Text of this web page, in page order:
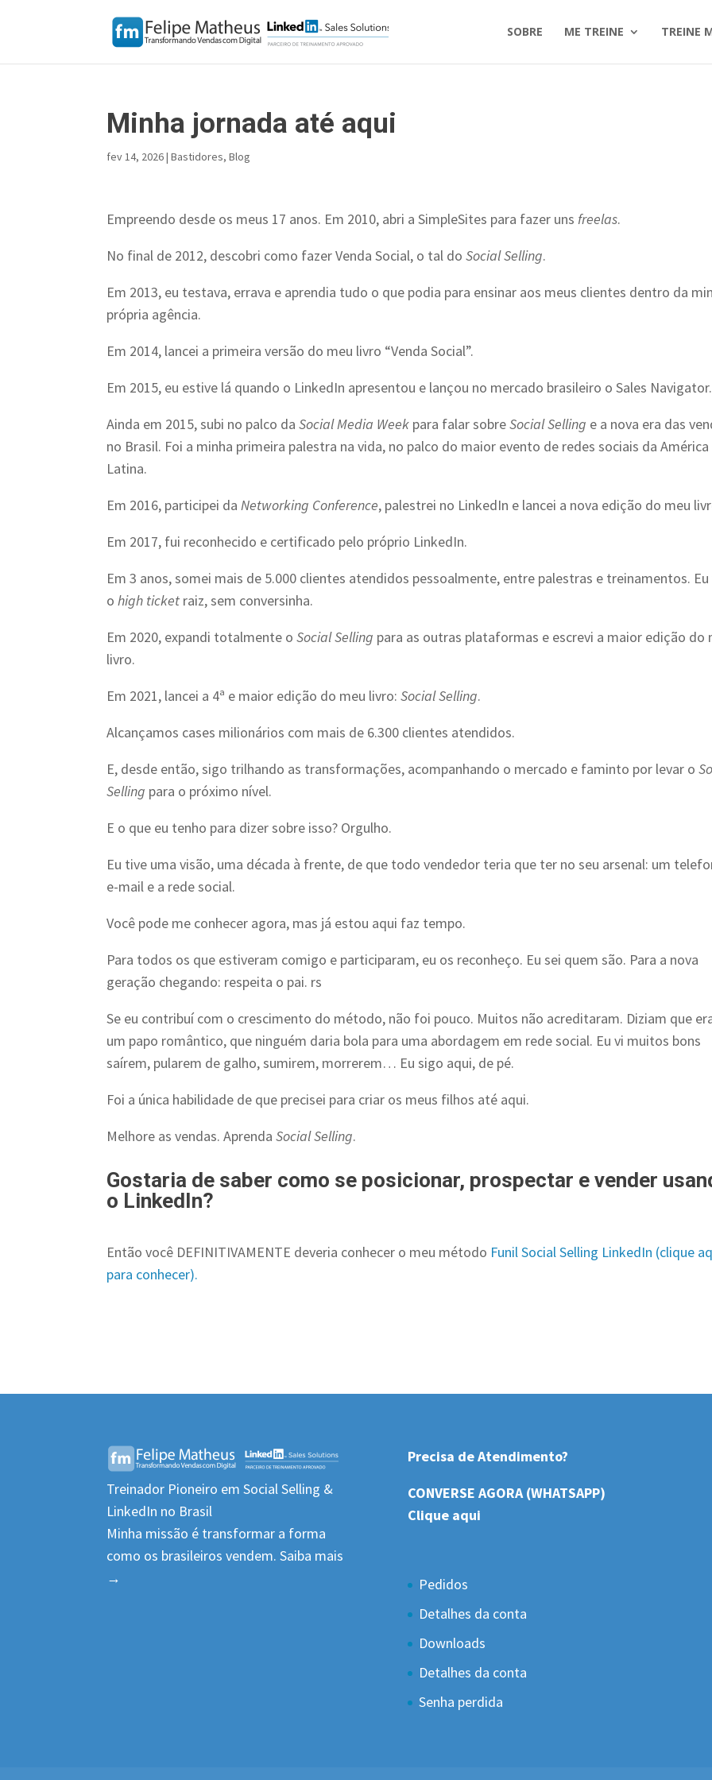
SOBRE ME TREINE TREINE
Minha jornada até aqui
fev 14, 2026|Bastidores,Blog
Empreendo desde os meus 17 anos. Em 2010, abri a SimpleSites para fazer uns freelas.
No final de 2012, descobri como fazer Venda Social, o tal doSocial Selling.
Em 2013, eu testava, errava e aprendia tudo o que podia para ensinar aos meus clientes dentro da
própria agência.
Em 2014, lancei a primeira versão do meu livro “Venda Social”.
Em 2015, eu estive lá quando o LinkedIn apresentou e lançou no mercado brasileiro o Sales Navigator.
Ainda em 2015, subi no palco daSocial Media Week para falar sobreSocial Selling e a nova era das
no Brasil. Foi a minha primeira palestra na vida, no palco do maior evento de redes sociais da América
Latina.
Em 2016, participei daNetworking Conference, palestrei no LinkedIn e lancei a nova edição do meu
Em 2017, fui reconhecido e certificado pelo próprio LinkedIn.
Em 3 anos, somei mais de 5.000 clientes atendidos pessoalmente, entre palestras e treinamentos. Eu
ohigh ticket raiz, sem conversinha.
Em 2020, expandi totalmente oSocial Selling para as outras plataformas e escrevi a maior edição do
livro.
Em 2021, lancei a 4ª e maior edição do meu livro:Social Selling.
Alcançamos cases milionários com mais de 6.300 clientes atendidos.
E, desde então, sigo trilhando as transformações, acompanhando o mercado e faminto por levar o
Selling para o próximo nível.
E o que eu tenho para dizer sobre isso? Orgulho.
Eu tive uma visão, uma década à frente, de que todo vendedor teria que ter no seu arsenal: um
e-mail e a rede social.
Você pode me conhecer agora, mas já estou aqui faz tempo.
Para todos os que estiveram comigo e participaram, eu os reconheço. Eu sei quem são. Para a nova
geração chegando: respeita o pai. rs
Se eu contribuí com o crescimento do método, não foi pouco. Muitos não acreditaram. Diziam que
um papo romântico, que ninguém daria bola para uma abordagem em rede social. Eu vi muitos bons
saírem, pularem de galho, sumirem, morrerem… Eu sigo aqui, de pé.
Foi a única habilidade de que precisei para criar os meus filhos até aqui.
Melhore as vendas. AprendaSocial Selling.
Gostaria de saber como se posicionar, prospectar e vender
o LinkedIn?
Então você DEFINITIVAMENTE deveria conhecer o meu método Funil Social Selling LinkedIn (clique
para conhecer).
Treinador Pioneiro em Social Selling &
LinkedIn no Brasil
Minha missão é transformar a forma
como os brasileiros vendem.Saiba mais
→
Precisa de Atendimento?
CONVERSE AGORA (WHATSAPP)
Clique aqui
Pedidos
Detalhes da conta
Downloads
Detalhes da conta
Senha perdida